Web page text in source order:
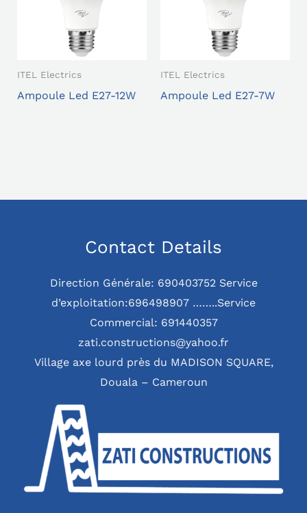
ITEL Electrics
Ampoule Led E27-12W
ITEL Electrics
Ampoule Led E27-7W
Contact Details
Direction Générale: 690403752 Service
d’exploitation:696498907 ……..Service
Commercial: 691440357
zati.constructions@yahoo.fr
Village axe lourd près du MADISON SQUARE,
Douala – Cameroun